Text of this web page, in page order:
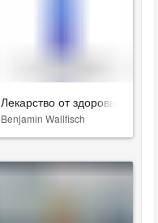
Лекарство от здоровья
Benjamin Wallfisch